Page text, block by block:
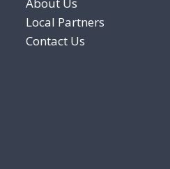
Local Partners
Contact Us